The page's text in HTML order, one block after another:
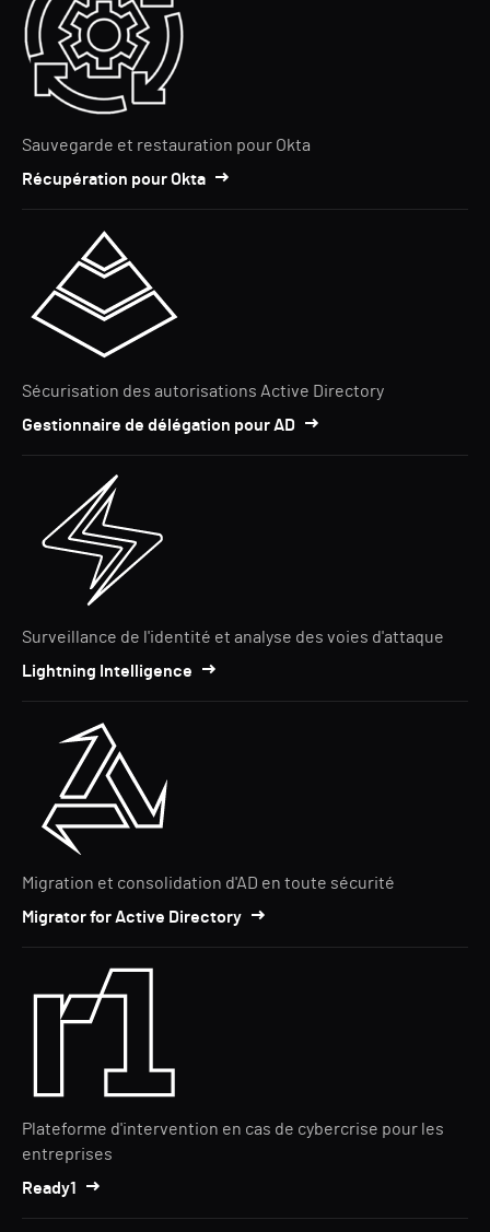
Sauvegarde et restauration pour Okta
Récupération pour Okta
Sécurisation des autorisations Active Directory
Gestionnaire de délégation pour AD
Surveillance de l'identité et analyse des voies d'attaque
Lightning Intelligence
Migration et consolidation d'AD en toute sécurité
Migrator for Active Directory
Plateforme d'intervention en cas de cybercrise pour les
entreprises
Ready1